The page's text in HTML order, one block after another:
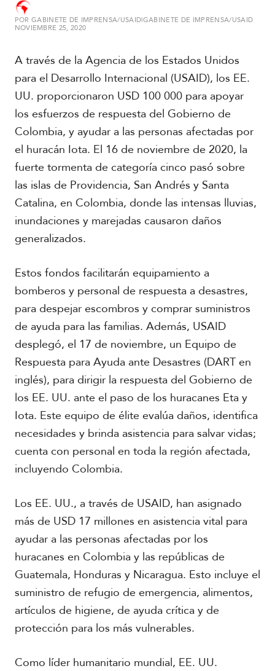
S
a
é
r
i
c
a
C
n
t
r
o
a
r
i
a
C
a
i
b
e
POR GABINETE DE IMPRENSA/USAID|GABINETE DE IMPRENSA/USAID
NOVIEMBRE 25, 2020
A través de la Agencia de los Estados Unidos
para el Desarrollo Internacional (USAID), los EE.
UU. proporcionaron USD 100 000 para apoyar
los esfuerzos de respuesta del Gobierno de
Colombia, y ayudar a las personas afectadas por
el huracán Iota. El 16 de noviembre de 2020, la
fuerte tormenta de categoría cinco pasó sobre
las islas de Providencia, San Andrés y Santa
Catalina, en Colombia, donde las intensas lluvias,
inundaciones y marejadas causaron daños
generalizados.
Estos fondos facilitarán equipamiento a
bomberos y personal de respuesta a desastres,
para despejar escombros y comprar suministros
de ayuda para las familias. Además, USAID
desplegó, el 17 de noviembre, un Equipo de
Respuesta para Ayuda ante Desastres (DART en
inglés), para dirigir la respuesta del Gobierno de
los EE. UU. ante el paso de los huracanes Eta y
Iota. Este equipo de élite evalúa daños, identifica
necesidades y brinda asistencia para salvar vidas;
cuenta con personal en toda la región afectada,
incluyendo Colombia.
Los EE. UU., a través de USAID, han asignado
más de USD 17 millones en asistencia vital para
ayudar a las personas afectadas por los
huracanes en Colombia y las repúblicas de
Guatemala, Honduras y Nicaragua. Esto incluye el
suministro de refugio de emergencia, alimentos,
artículos de higiene, de ayuda crítica y de
protección para los más vulnerables.
Como líder humanitario mundial, EE. UU.